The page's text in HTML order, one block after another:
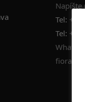
Napíšte
Tel:
Tel: